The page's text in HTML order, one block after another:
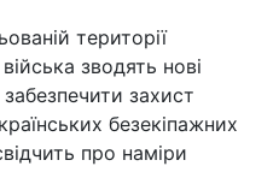
території
зводять нові
захист
безекіпажних
про наміри